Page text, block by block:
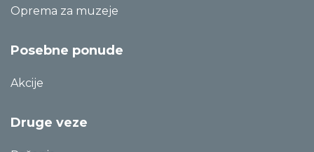
Oprema za muzeje
Posebne ponude
Akcije
Druge veze